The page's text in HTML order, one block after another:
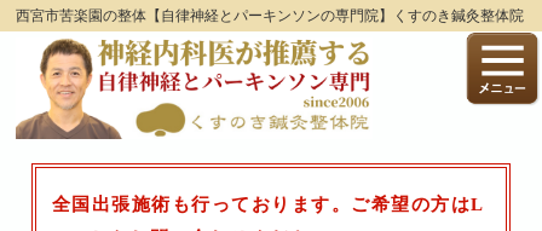
西宮市苦楽園の整体【自律神経とパーキンソンの専門院】くすのき鍼灸整体院
全国出張施術も行っております。ご希望の方はL